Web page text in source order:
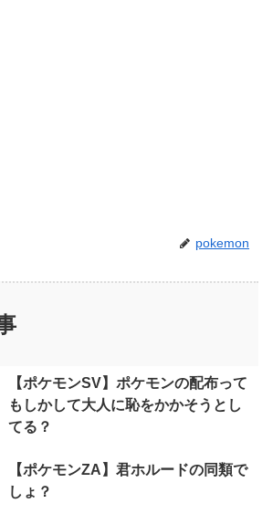
pokemon
【ポケモンSV】ポケモンの配布って
もしかして大人に恥をかかそうとし
てる？
【ポケモンZA】君ホルードの同類で
しょ？